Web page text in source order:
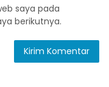
saya pada
berikutnya.